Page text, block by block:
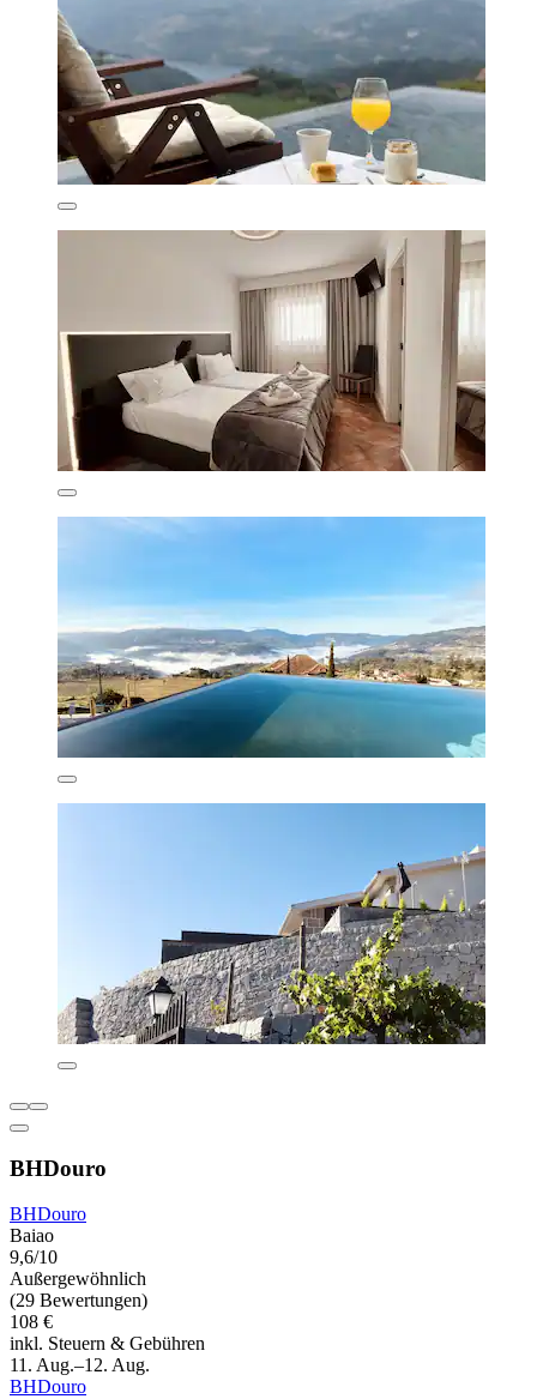
BHDouro
BHDouro
Baiao
9,6/10
Außergewöhnlich
(29 Bewertungen)
108 €
inkl. Steuern & Gebühren
11. Aug.–12. Aug.
BHDouro